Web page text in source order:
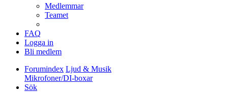
Medlemmar
Teamet
FAQ
Logga in
Bli medlem
Forumindex Ljud & Musik
Mikrofoner/DI-boxar
Sök